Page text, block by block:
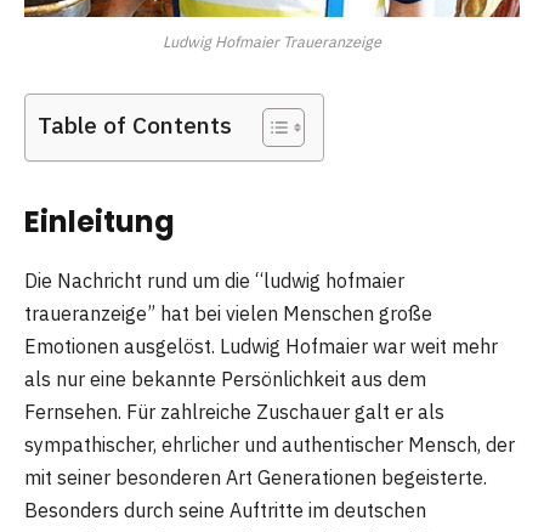
Ludwig Hofmaier Traueranzeige
Table of Contents
Einleitung
Die Nachricht rund um die “ludwig hofmaier
traueranzeige” hat bei vielen Menschen große
Emotionen ausgelöst. Ludwig Hofmaier war weit mehr
als nur eine bekannte Persönlichkeit aus dem
Fernsehen. Für zahlreiche Zuschauer galt er als
sympathischer, ehrlicher und authentischer Mensch, der
mit seiner besonderen Art Generationen begeisterte.
Besonders durch seine Auftritte im deutschen